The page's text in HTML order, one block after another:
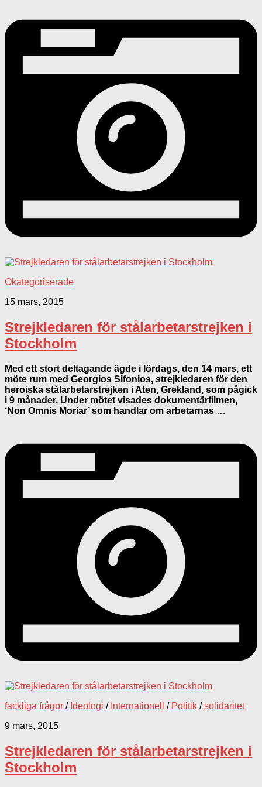
Okategoriserade
15 mars, 2015
Strejkledaren för stålarbetarstrejken i
Stockholm
Med ett stort deltagande ägde i lördags, den 14 mars, ett
möte rum med Georgios Sifonios, strejkledaren för den
heroiska stålarbetarstrejken i Aten, Grekland, som pågick
i 9 månader. Under mötet visades dokumentärfilmen,
‘Non Omnis Moriar’ som handlar om arbetarnas …
fackliga frågor / Ideologi / Internationell / Politik /solidaritet
9 mars, 2015
Strejkledaren för stålarbetarstrejken i
Stockholm